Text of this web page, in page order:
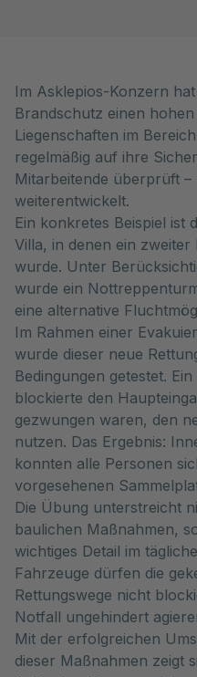
Im Asklepios-Konzern
Brandschutz einen
Liegenschaften im
regelmäßig auf ihre
Mitarbeitende überprüft
weiterentwickelt.
Ein konkretes Beispiel ist
Villa, in denen ein
wurde. Unter
wurde ein
eine alternative
Im Rahmen einer
wurde dieser neue
Bedingungen getestet.
blockierte den
gezwungen waren, den
nutzen. Das Ergebnis:
konnten alle Personen
vorgesehenen
Die Übung unterstreicht
baulichen Maßnahmen,
wichtiges Detail im
Fahrzeuge dürfen die
Rettungswege nicht
Notfall ungehindert
Mit der erfolgreichen
dieser Maßnahmen zeigt